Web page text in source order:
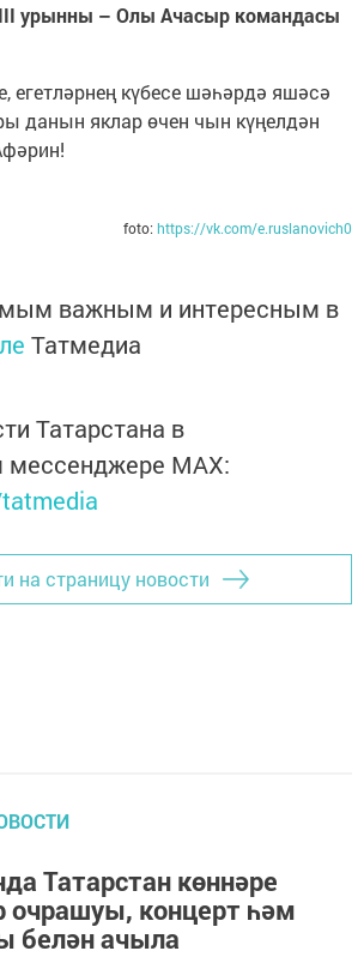
урынны – Олы Ачасыр командасы
егетләрнең күбесе шәһәрдә яшәсә
данын яклар өчен чын күңелдән
foto: https://vk.com/e.ruslanovich0
важным и интересным в
Татмедиа
Татарстана в
мессенджере MАХ:
на страницу новости
Татарстан көннәре
очрашуы, концерт һәм
белән ачыла